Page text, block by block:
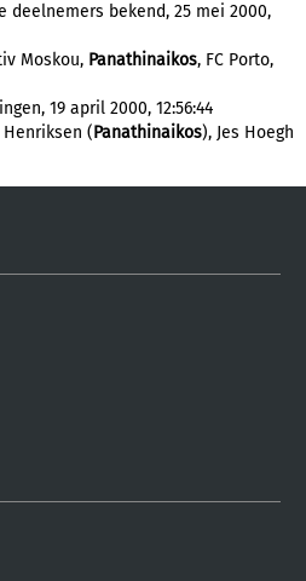
deelnemers bekend, 25 mei 2000,
Moskou, Panathinaikos, FC Porto,
19 april 2000, 12:56:44
Henriksen (Panathinaikos), Jes Hoegh